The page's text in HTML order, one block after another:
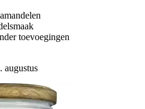
toevoegingen
augustus